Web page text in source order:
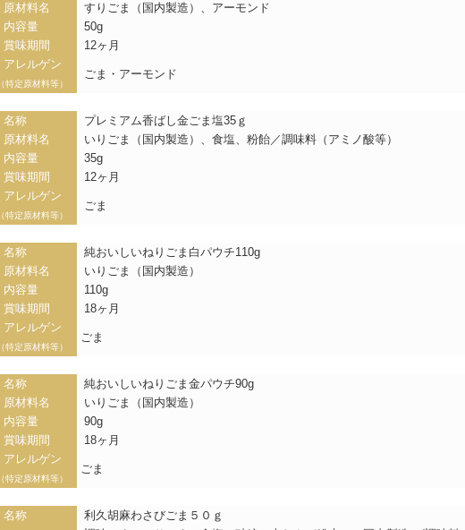
原材料名
すりごま（国内製造）、アーモンド
内容量
50g
賞味期間
12ヶ月
アレルゲン
（特定原材料等）
ごま・アーモンド
名称
プレミアム香ばし金ごま塩35ｇ
原材料名
いりごま（国内製造）、食塩、粉飴／調味料（アミノ酸等）
内容量
35g
賞味期間
12ヶ月
アレルゲン
（特定原材料等）
ごま
名称
純おいしいねりごま白パウチ110g
原材料名
いりごま（国内製造）
内容量
110g
賞味期間
18ヶ月
アレルゲン
（特定原材料等）
ごま
名称
純おいしいねりごま金パウチ90g
原材料名
いりごま（国内製造）
内容量
90g
賞味期間
18ヶ月
アレルゲン
（特定原材料等）
ごま
名称 利久胡麻わさびごま５０ｇ